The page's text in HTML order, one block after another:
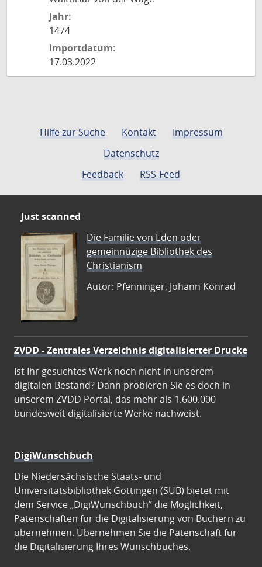
Jahr:
1474
Importdatum:
17.03.2022
Hilfe zur Suche Kontakt
Impressum
Datenschutz
Feedback
RSS-Feed
Just scanned
Die Familie von Eden oder
gemeinnüzige Bibliothek des
Christianism
Autor: Pfenninger, Johann Konrad
ZVDD - Zentrales Verzeichnis digitalisierter Drucke
Ist Ihr gesuchtes Werk noch nicht in unserem
digitalen Bestand? Dann probieren Sie es doch in
unserem ZVDD Portal, das mehr als 1.600.000
bundesweit digitalisierte Werke nachweist.
DigiWunschbuch
Die Niedersächsische Staats- und
Universitätsbibliothek Göttingen (SUB) bietet mit
dem Service „DigiWunschbuch” die Möglichkeit,
Patenschaften für die Digitalisierung von Büchern zu
übernehmen. Übernehmen Sie die Patenschaft für
die Digitalisierung Ihres Wunschbuches.